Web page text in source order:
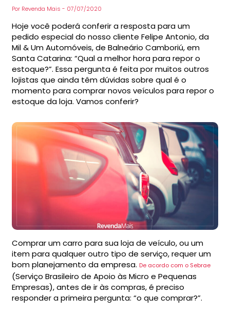
Por Revenda Mais- 07/07/2020
Hoje você poderá conferir a resposta para um
pedido especial do nosso cliente Felipe Antonio, da
Mil & Um Automóveis, de Balneário Camboriú, em
Santa Catarina: “Qual a melhor hora para repor o
estoque?”. Essa pergunta é feita por muitos outros
lojistas que ainda têm dúvidas sobre qual é o
momento para comprar novos veículos para repor o
estoque da loja. Vamos conferir?
Comprar um carro para sua loja de veículo, ou um
item para qualquer outro tipo de serviço, requer um
bom planejamento da empresa. De acordo com o Sebrae
(Serviço Brasileiro de Apoio às Micro e Pequenas
Empresas), antes de ir às compras, é preciso
responder a primeira pergunta: “o que comprar?”.